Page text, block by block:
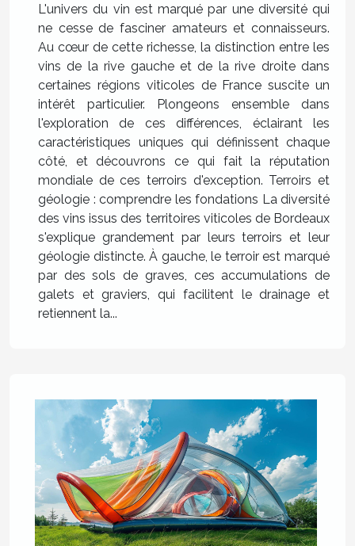
L'univers du vin est marqué par une diversité qui
ne cesse de fasciner amateurs et connaisseurs.
Au cœur de cette richesse, la distinction entre les
vins de la rive gauche et de la rive droite dans
certaines régions viticoles de France suscite un
intérêt particulier. Plongeons ensemble dans
l'exploration de ces différences, éclairant les
caractéristiques uniques qui définissent chaque
côté, et découvrons ce qui fait la réputation
mondiale de ces terroirs d'exception. Terroirs et
géologie : comprendre les fondations La diversité
des vins issus des territoires viticoles de Bordeaux
s'explique grandement par leurs terroirs et leur
géologie distincte. À gauche, le terroir est marqué
par des sols de graves, ces accumulations de
galets et graviers, qui facilitent le drainage et
retiennent la...